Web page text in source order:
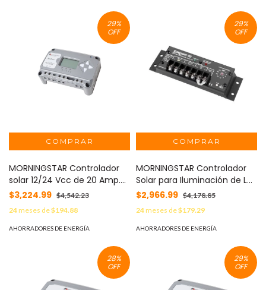
29%
OFF
MORNINGSTAR Controlador
solar 12/24 Vcc de 20 Amp.
Con pantalla de medición.
MOD: EC-20M
$3,224.99 $4,542.23
24meses de$194.88
AHORRADORES DE ENERGÍA
29%
OFF
MORNINGSTAR Controlador
Solar para Iluminación de Luz
Mercurial, Estaciones de
Autobús y Señalamientos 20
A, 12 Vcc. MOD: SL-20L-12V
$2,966.99 $4,178.85
24meses de$179.29
AHORRADORES DE ENERGÍA
28%
OFF
29%
OFF